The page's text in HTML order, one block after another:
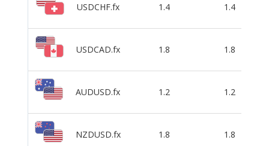
USDCHF.fx 1.4 1.4
USDCAD.fx 1.8 1.8
AUDUSD.fx 1.2 1.2
NZDUSD.fx 1.8 1.8